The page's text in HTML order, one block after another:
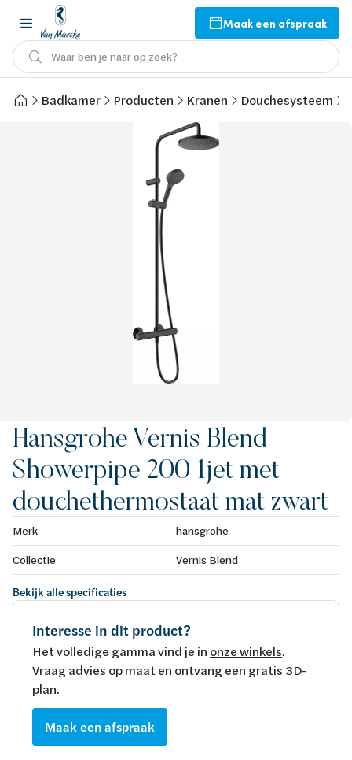
Maak een afspraak
Waar ben je naar op zoek?
Badkamer Producten Kranen Douchesysteem
Hansgrohe Vernis Blend
Showerpipe 200 1jet met
douchethermostaat mat zwart
Merk
hansgrohe
Collectie
Vernis Blend
Bekijk alle specificaties
Interesse in dit product?
Het volledige gamma vind je in onze winkels.
Vraag advies op maat en ontvang een gratis 3D-
plan.
Maak een afspraak